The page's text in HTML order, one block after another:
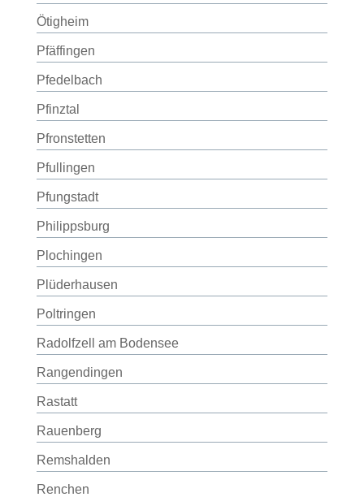
Ötigheim
Pfäffingen
Pfedelbach
Pfinztal
Pfronstetten
Pfullingen
Pfungstadt
Philippsburg
Plochingen
Plüderhausen
Poltringen
Radolfzell am Bodensee
Rangendingen
Rastatt
Rauenberg
Remshalden
Renchen